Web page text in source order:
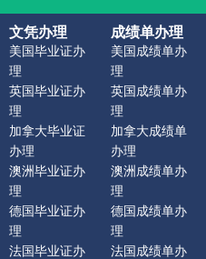
文凭办理
美国毕业证办
理
英国毕业证办
理
加拿大毕业证
办理
澳洲毕业证办
理
德国毕业证办
理
法国毕业证办
成绩单办理
美国成绩单办
理
英国成绩单办
理
加拿大成绩单
办理
澳洲成绩单办
理
德国成绩单办
理
法国成绩单办